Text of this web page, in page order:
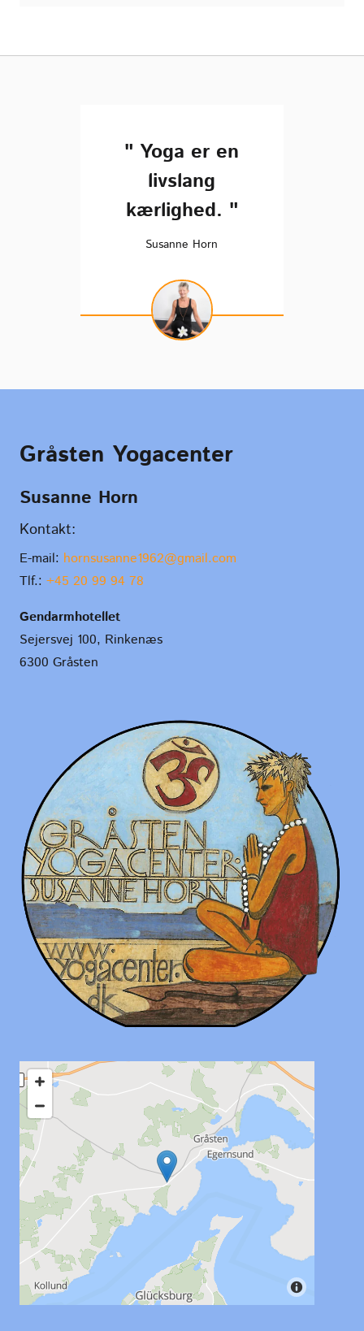
" Yoga er en
livslang
kærlighed. "
Susanne Horn
Gråsten Yogacenter
Susanne Horn
Kontakt:
E-mail: hornsusanne1962@gmail.com
Tlf.: +45 20 99 94 78
Gendarmhotellet
Sejersvej 100, Rinkenæs
6300 Gråsten